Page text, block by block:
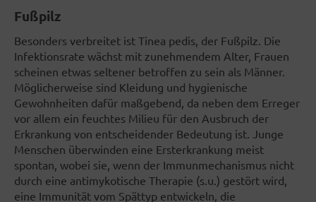
Fußpilz
Besonders verbreitet ist Tinea pedis, der Fußpilz. Die
Infektionsrate wächst mit zunehmendem Alter, Frauen
scheinen etwas seltener betroffen zu sein als Männer.
Möglicherweise sind Kleidung und hygienische
Gewohnheiten dafür maßgebend, da neben dem Erreger
vor allem ein feuchtes Milieu für den Ausbruch der
Erkrankung von entscheidender Bedeutung ist. Junge
Menschen überwinden eine Ersterkrankung meist
spontan, wobei sie, wenn der Immunmechanismus nicht
durch eine antimykotische Therapie (s.u.) gestört wird,
eine Immunität vom Spättyp entwickeln, die